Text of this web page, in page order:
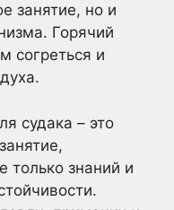
занятие, но и
Горячий
согреться и
судака – это
только знаний и